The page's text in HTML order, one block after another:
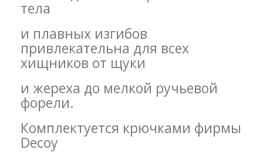
тела
и плавных изгибов
привлекательна для всех
хищников от щуки
и жереха до мелкой ручьевой
форели.
Комплектуется крючками фирмы
Decoy